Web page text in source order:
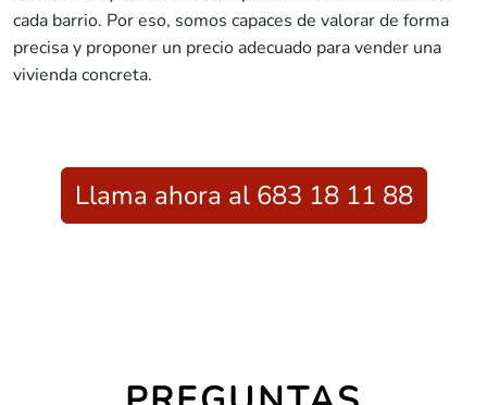
cada barrio. Por eso, somos capaces de valorar de forma
precisa y proponer un precio adecuado para vender una
vivienda concreta.
Llama ahora al 683 18 11 88